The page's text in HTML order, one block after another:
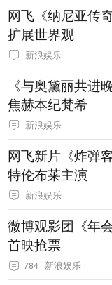
网飞《纳尼亚传
扩展世界观
新浪娱乐
《与奥黛丽共进
焦赫本纪梵希
新浪娱乐
网飞新片《炸弹
特伦布莱主演
新浪娱乐
微博观影团《年
首映抢票
784 新浪娱乐